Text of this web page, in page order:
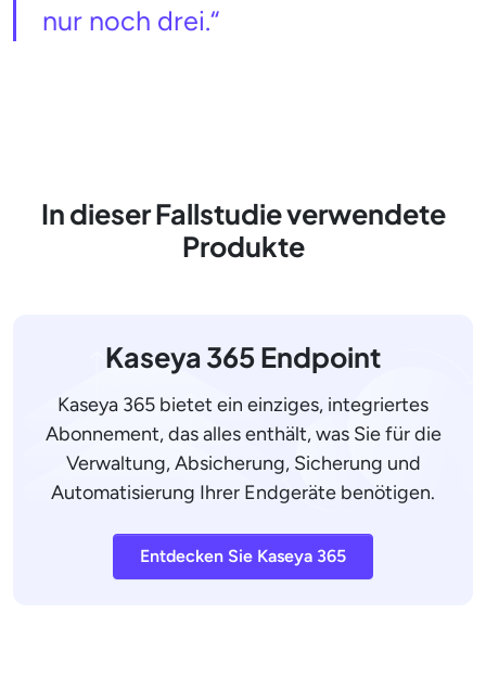
nur noch drei.“
In dieser Fallstudie verwendete
Produkte
Kaseya 365 Endpoint
Kaseya 365 bietet ein einziges, integriertes
Abonnement, das alles enthält, was Sie für die
Verwaltung, Absicherung, Sicherung und
Automatisierung Ihrer Endgeräte benötigen.
Entdecken Sie Kaseya 365